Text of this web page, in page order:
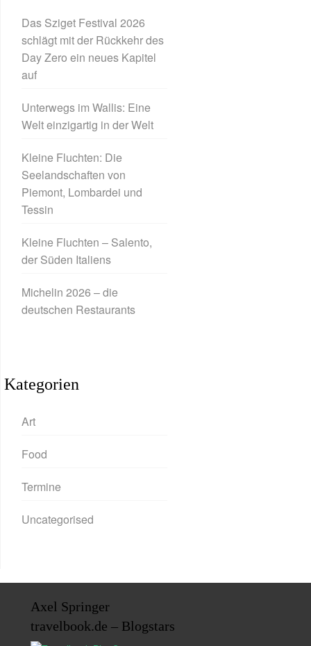
Das Sziget Festival 2026
schlägt mit der Rückkehr des
Day Zero ein neues Kapitel
auf
Unterwegs im Wallis: Eine
Welt einzigartig in der Welt
Kleine Fluchten: Die
Seelandschaften von
Piemont, Lombardei und
Tessin
Kleine Fluchten – Salento,
der Süden Italiens
Michelin 2026 – die
deutschen Restaurants
Kategorien
Art
Food
Termine
Uncategorised
Axel Springer
travelbook.de – Blogstars